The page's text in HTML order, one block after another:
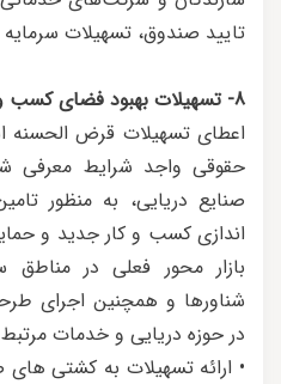
تایید صندوق، تسهیلات
8- تسهیلات بهبود فضای کسب و کار
اعطای تسهیلات قرض
حقوقی واجد شرایط معرفی
صنایع دریایی، به منظور
اندازی کسب و کار جدید و
بازار محور فعلی در مناطق
شناورها و همچنین اجرای
در حوزه دریایی و خدمات
• ارائه تسهیلات به کشتی